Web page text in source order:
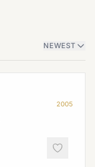
NEWEST
2005